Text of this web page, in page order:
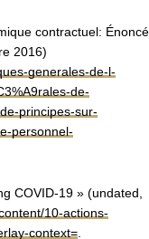
contractuel: Énoncé
2016)
generales-de-l-
de-
principes-sur-
personnel-
COVID-19 » (undated,
10-actions-
context=.